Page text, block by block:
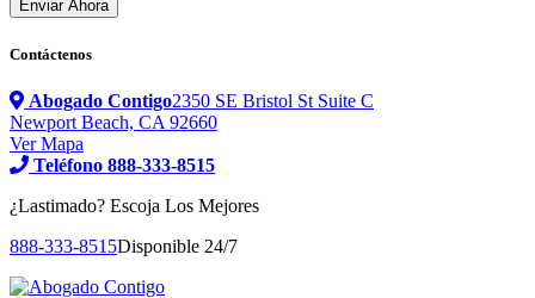
Contáctenos
Abogado Contigo2350 SE Bristol St Suite C
Newport Beach, CA 92660
Ver Mapa
Teléfono 888-333-8515
¿Lastimado? Escoja Los Mejores
888-333-8515Disponible 24/7